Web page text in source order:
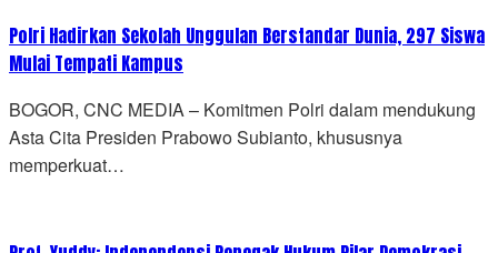
Polri Hadirkan Sekolah Unggulan Berstandar Dunia, 297 Siswa
Mulai Tempati Kampus
BOGOR, CNC MEDIA – Komitmen Polri dalam mendukung
Asta Cita Presiden Prabowo Subianto, khususnya
memperkuat…